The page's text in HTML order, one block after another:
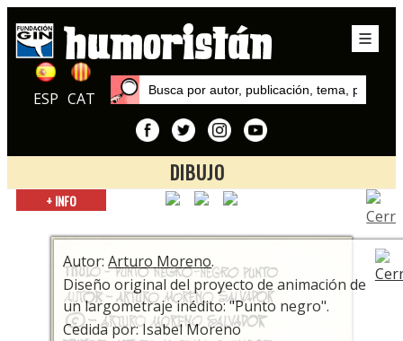
ESP CAT
DIBUJO
Inicio
Arturo Moreno, un creador polifacético
+ INFO
Autor:Arturo Moreno.
Diseño original del proyecto de animación de
un largometraje inédito: "Punto negro".
Cedida por: Isabel Moreno